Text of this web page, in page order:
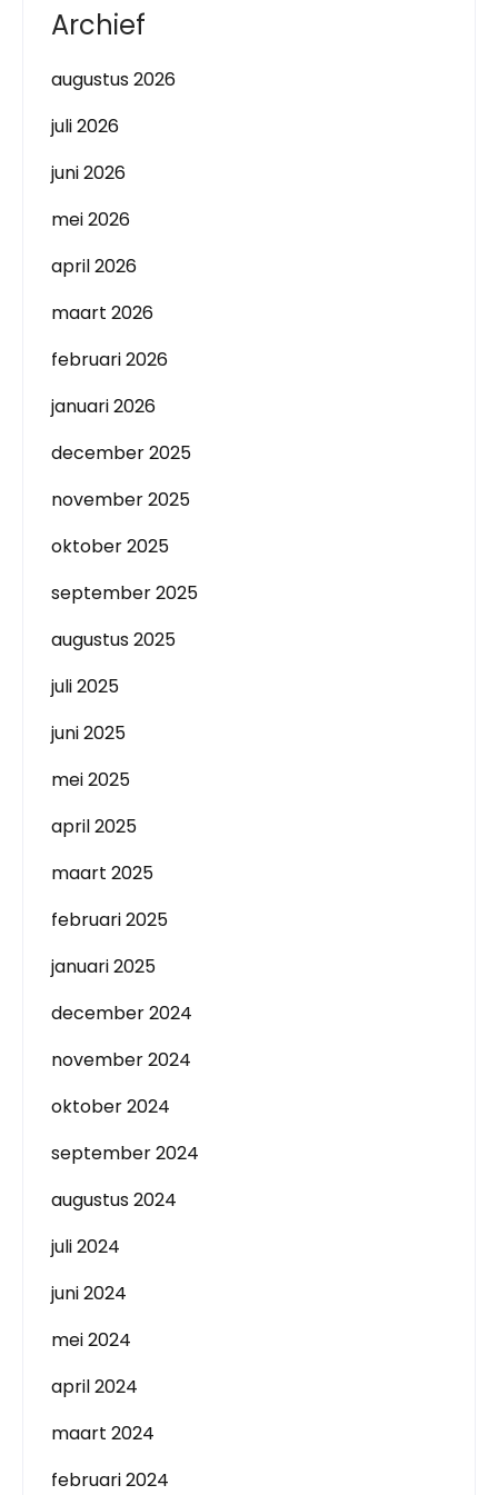
Archief
augustus 2026
juli 2026
juni 2026
mei 2026
april 2026
maart 2026
februari 2026
januari 2026
december 2025
november 2025
oktober 2025
september 2025
augustus 2025
juli 2025
juni 2025
mei 2025
april 2025
maart 2025
februari 2025
januari 2025
december 2024
november 2024
oktober 2024
september 2024
augustus 2024
juli 2024
juni 2024
mei 2024
april 2024
maart 2024
februari 2024